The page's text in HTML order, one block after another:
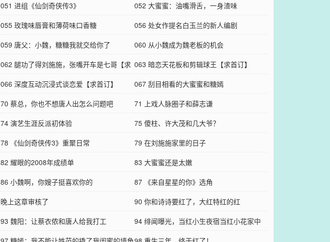
051 进组《仙剑奇侠传3》
052 大蜜蜜：油嘴滑舌，一身渣味
055 玫瑰味唇膏和薄荷味口香糖
056 处女作提名白玉兰的新人编剧
059 唐父：小魏，糖糖我就交给你了
060 从小魏成为魏老板的机会
062 腿功了得刘施施，张嘴开车是七哥【求
首订】
063 暗恋天花板和剪辑球王【求首订】
066 深度互动沉浸式谈恋爱【求首订】
067 刮目相看的大蜜蜜和糖嫣
70 蔡总，你也不想唐人出怎么问题吧
71 上戏人脉圈子和薛志谦
74 演艺生涯反派初体验
75 傻柱、许大茂和几大爷？
78 《仙剑奇侠传3》重聚日常
79 在刘施施家里的日子
82 耀眼的2008年成绩单
83 大蜜蜜还是太嫩
86 小魏啊，你嫂子挺喜欢你的
87 《来自星星的你》选角
晚上这章审核了
90 你和诗诗要红了，大红特红的红
93 魏阳：让蔡衣侬和唐人给我打工
94 绯闻曝光，当红小生夜宿当红小花家中